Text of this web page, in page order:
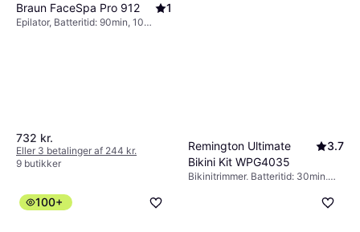
Braun FaceSpa Pro 912 1
Epilator, Batteritid: 90min, 10
732 kr.
Eller 3 betalinger af 244 kr.
9 butikker
Remington Ultimate
Bikini Kit WPG4035
3.7
Bikinitrimmer, Batteritid: 30min,
Rengøringsbørste, Hypoallergent
100+